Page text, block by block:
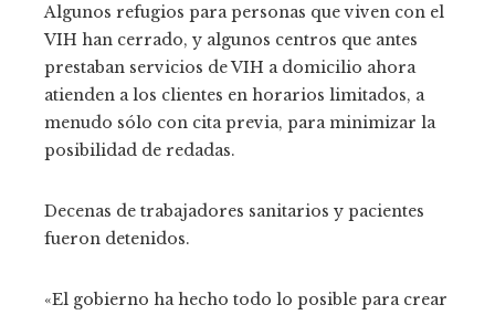
Algunos refugios para personas que viven con el
VIH han cerrado, y algunos centros que antes
prestaban servicios de VIH a domicilio ahora
atienden a los clientes en horarios limitados, a
menudo sólo con cita previa, para minimizar la
posibilidad de redadas.
Decenas de trabajadores sanitarios y pacientes
fueron detenidos.
«El gobierno ha hecho todo lo posible para crear